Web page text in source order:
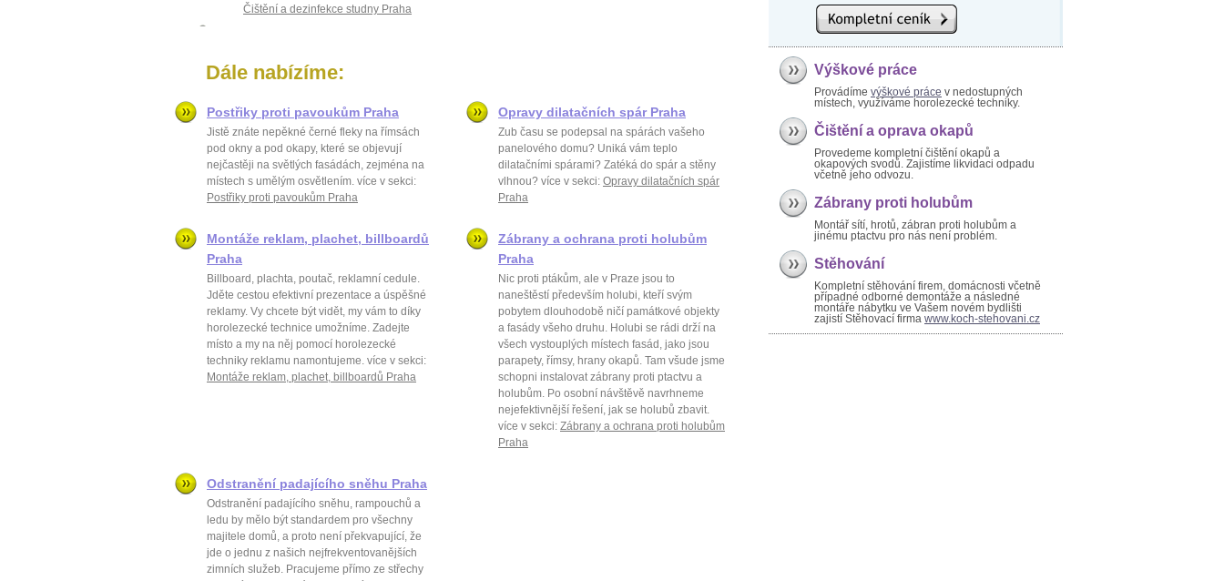
Čištění a dezinfekce studny Praha
Dále nabízíme:
Postřiky proti pavoukům Praha
Jistě znáte nepěkné černé fleky na římsách
pod okny a pod okapy, které se objevují
nejčastěji na světlých fasádách, zejména na
místech s umělým osvětlením. více v sekci:
Postřiky proti pavoukům Praha
Opravy dilatačních spár Praha
Zub času se podepsal na spárách vašeho
panelového domu? Uniká vám teplo
dilatačními spárami? Zatéká do spár a stěny
vlhnou? více v sekci: Opravy dilatačních spár
Praha
Montáže reklam, plachet, billboardů
Praha
Billboard, plachta, poutač, reklamní cedule.
Jděte cestou efektivní prezentace a úspěšné
reklamy. Vy chcete být vidět, my vám to díky
horolezecké technice umožníme. Zadejte
místo a my na něj pomocí horolezecké
techniky reklamu namontujeme. více v sekci:
Montáže reklam, plachet, billboardů Praha
Zábrany a ochrana proti holubům
Praha
Nic proti ptákům, ale v Praze jsou to
naneštěstí především holubi, kteří svým
pobytem dlouhodobě ničí památkové objekty
a fasády všeho druhu. Holubi se rádi drží na
všech vystouplých místech fasád, jako jsou
parapety, římsy, hrany okapů. Tam všude jsme
schopni instalovat zábrany proti ptactvu a
holubům. Po osobní návštěvě navrhneme
nejefektivnější řešení, jak se holubů zbavit.
více v sekci: Zábrany a ochrana proti holubům
Praha
Odstranění padajícího sněhu Praha
Odstranění padajícího sněhu, rampouchů a
ledu by mělo být standardem pro všechny
majitele domů, a proto není překvapující, že
jde o jednu z našich nejfrekventovanějších
zimních služeb. Pracujeme přímo ze střechy
Výškové práce
Provádíme výškové práce v nedostupných
místech, využíváme horolezecké techniky.
Čištění a oprava okapů
Provedeme kompletní čištění okapů a
okapových svodů. Zajistíme likvidaci odpadu
včetně jeho odvozu.
Zábrany proti holubům
Montář sítí, hrotů, zábran proti holubům a
jinému ptactvu pro nás není problém.
Stěhování
Kompletní stěhování firem, domácnosti včetně
případné odborné demontáže a následné
montáře nábytku ve Vašem novém bydlišti
zajistí Stěhovací firma www.koch-stehovani.cz